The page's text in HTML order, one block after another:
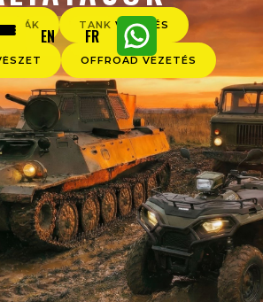
EN FR
TANK VEZETÉS
OFFROAD VEZETÉS